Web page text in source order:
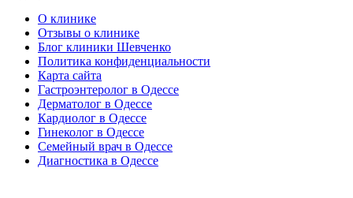
О клинике
Отзывы о клинике
Блог клиники Шевченко
Политика конфиденциальности
Карта сайта
Гастроэнтеролог в Одессе
Дерматолог в Одессе
Кардиолог в Одессе
Гинеколог в Одессе
Семейный врач в Одессе
Диагностика в Одессе